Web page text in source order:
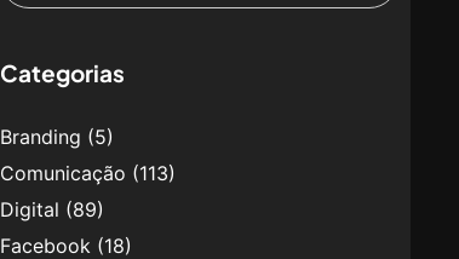
Categorias
Branding (5)
Comunicação (113)
Digital (89)
Facebook(18)